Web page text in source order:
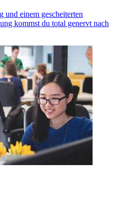
und einem gescheiterten
kommst du total genervt nach